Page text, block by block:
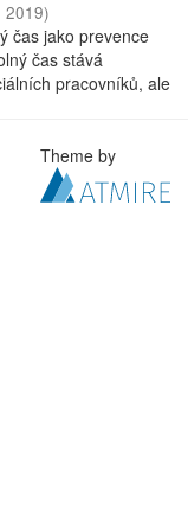
2019)
čas jako prevence
čas stává
pracovníků, ale
Theme by